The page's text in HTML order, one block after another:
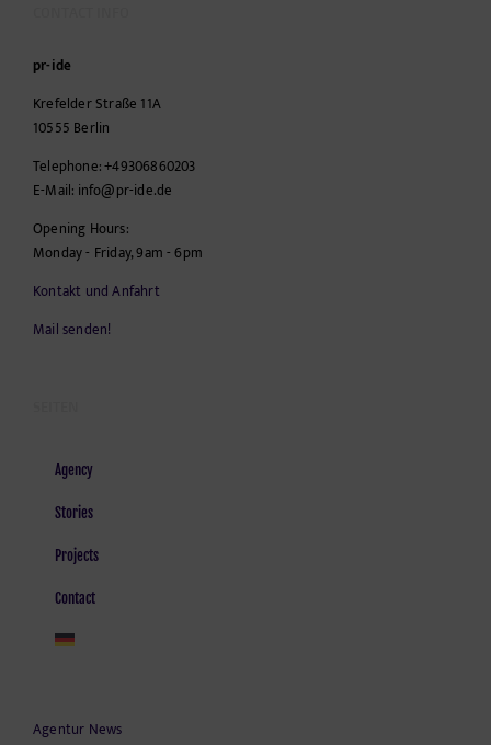
pr-ide
Krefelder Straße 11A
10555 Berlin
Telephone:+49306860203
E-Mail: info@pr-ide.de
Opening Hours:
Monday - Friday, 9am - 6pm
Kontakt und Anfahrt
Mail senden!
Agency
Stories
Projects
Contact
Agentur News